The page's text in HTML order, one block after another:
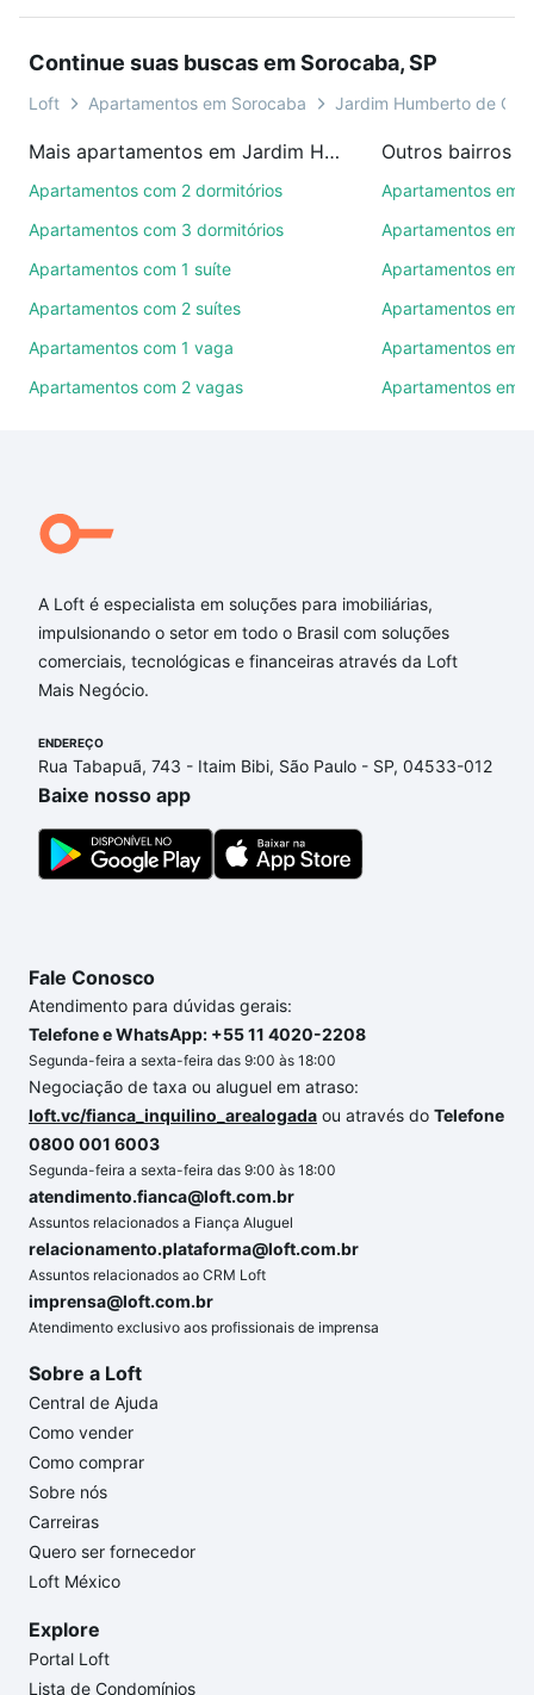
oferta ideal de Apartamentos com 3 banheiros à
SP para conquistar seu sonho. Agende uma visita
presencial ou por videochamada, é grátis, sem
mil corretores e imobiliárias te ajudando na compra,
venda ou troca de imóveis.
Como escolher um imóvel?
Use barra de busca no topo para pesquisar por
ruas, bairros e até condomínios favoritos. Você
também pode usar os filtros como quantidade de
combinar perfeitamente com o preço, metragem e
Campos, Sorocaba, SP ideal para você na Loft.
Qual o preço de Apartamentos com 3 banheiros à
SP?
Aqui na Loft temos a oferta ideal para você, com
Apartamentos com 3 banheiros à venda em Jardim
partir de R$ 0 e com nossas opções de
financiamento imobiliário as parcelas podem se
adequar ao seu orçamento. Se ainda tem alguma
dúvida dos custos envolvidos no processo de
compra, veja em nosso portal quanto custa comprar
Continue suas buscas em Sorocaba, SP
Loft Apartamentos em Sorocaba Jardim Humberto de
Mais apartamentos em Jardim Humberto de Campos
Apartamentos com 2 dormitórios
Apartamentos com 3 dormitórios
Apartamentos com 1 suíte
Apartamentos com 2 suítes
Apartamentos com 1 vaga
Apartamentos com 2 vagas
Outros bairros
Apartamentos em
Apartamentos em
Apartamentos em
Apartamentos em
Apartamentos em
Apartamentos em
A Loft é especialista em soluções para imobiliárias,
impulsionando o setor em todo o Brasil com soluções
comerciais, tecnológicas e financeiras através da Loft
Mais Negócio.
ENDEREÇO
Rua Tabapuã, 743 - Itaim Bibi, São Paulo - SP, 04533-012
Baixe nosso app
Fale Conosco
Atendimento para dúvidas gerais:
Telefone e WhatsApp: +55 11 4020-2208
Segunda-feira a sexta-feira das 9:00 às 18:00
Negociação de taxa ou aluguel em atraso:
loft.vc/fianca_inquilino_arealogada ou através do Telefone
0800 001 6003
Segunda-feira a sexta-feira das 9:00 às 18:00
atendimento.fianca@loft.com.br
Assuntos relacionados a Fiança Aluguel
relacionamento.plataforma@loft.com.br
Assuntos relacionados ao CRM Loft
imprensa@loft.com.br
Atendimento exclusivo aos profissionais de imprensa
Sobre a Loft
Central de Ajuda
Como vender
Como comprar
Sobre nós
Carreiras
Quero ser fornecedor
Loft México
Explore
Portal Loft
Lista de Condomínios